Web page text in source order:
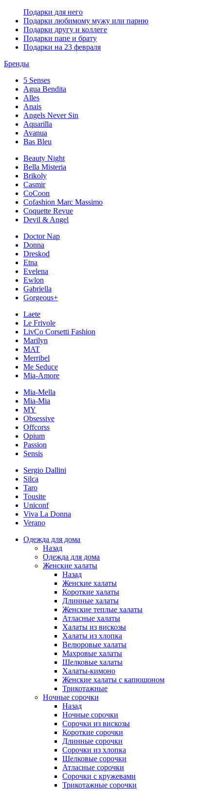
Подарки для него
Подарки любимому мужу или парню
Подарки другу и коллеге
Подарки папе и брату
Подарки на 23 февраля
Бренды
5 Senses
Agua Bendita
Alles
Anais
Angels Never Sin
Aquarilla
Avanua
Bas Bleu
Beauty Night
Bella Misteria
Brikoly
Casmir
CoCoon
Cofashion Marc Massimo
Coquette Revue
Devil & Angel
Doctor Nap
Donna
Dreskod
Etna
Evelena
Ewlon
Gabriella
Gorgeous+
Laete
Le Frivole
LivCo Corsetti Fashion
Marilyn
MAT
Merribel
Me Seduce
Mia-Amore
Mia-Mella
Mia-Mia
MY
Obsessive
Offcorss
Opium
Passion
Sensis
Sergio Dallini
Silca
Taro
Tousite
Uniconf
Viva La Donna
Verano
Одежда для дома
Назад
Одежда для дома
Женские халаты
Назад
Женские халаты
Короткие халаты
Длинные халаты
Женские теплые халаты
Атласные халаты
Халаты из вискозы
Халаты из хлопка
Велюровые халаты
Махровые халаты
Шелковые халаты
Халаты-кимоно
Женские халаты с капюшоном
Трикотажные
Ночные сорочки
Назад
Ночные сорочки
Сорочки из вискозы
Короткие сорочки
Длинные сорочки
Сорочки из хлопка
Шелковые сорочки
Атласные сорочки
Сорочки с кружевами
Трикотажные сорочки